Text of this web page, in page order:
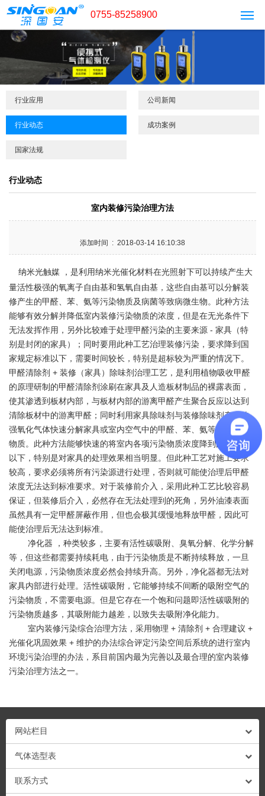
0755-85258900
行业应用 公司新闻
行业动态 成功案例
国家法规
行业动态
室内装修污染治理方法
添加时间 : 2018-03-14 16:10:38
纳米光触媒
，是利用纳米光催化材料在光照射下可以持续产生大
量活性极强的氧离子自由基和氢氧自由基，这些自由基可以分解装
修产生的甲醛、苯、氨等污染物质及病菌等致病微生物。此种方法
能够有效分解并降低室内装修污染物质的浓度，但是在无光条件下
无法发挥作用，另外比较难于处理甲醛污染的主要来源 - 家具（特
别是封闭的家具）；同时要用此种工艺治理装修污染，要求降到国
家规定标准以下，需要时间较长，特别是超标较为严重的情况下。
甲醛清除剂 + 装修（家具）除味剂治理工艺，是利用植物吸收甲醛
的原理研制的甲醛清除剂涂刷在家具及人造板材制品的裸露表面，
使其渗透到板材内部，与板材内部的游离甲醛产生聚合反应以达到
清除板材中的游离甲醛；同时利用家具除味剂与装修除味剂产生的
强氧化气体快速分解家具或室内空气中的甲醛、苯、氨等装修污染
物质。此种方法能够快速的将室内各项污染物质浓度降到国家标准
以下，特别是对家具的处理效果相当明显。但此种工艺对施工要求
较高，要求必须将所有污染源进行处理，否则就可能使治理后甲醛
浓度无法达到标准要求。对于装修前介入，采用此种工艺比较容易
保证，但装修后介入，必然存在无法处理到的死角，另外油漆表面
虽然具有一定甲醛屏蔽作用，但也会极其缓慢地释放甲醛，因此可
能使治理后无法达到标准。
净化器
，种类较多，主要有活性碳吸附、臭氧分解、化学分解
等，但这些都需要持续耗电，由于污染物质是不断持续释放，一旦
关闭电源，污染物质浓度必然会持续升高。另外，净化器都无法对
家具内部进行处理。活性碳吸附，它能够持续不间断的吸附空气的
污染物质，不需要电源。但是它存在一个饱和问题即活性碳吸附的
污染物质越多，其吸附能力越差，以致失去吸附净化能力。
室内装修污染综合治理方法，采用物理 + 清除剂 + 合理建议 +
光催化巩固效果 + 维护的办法综合评定污染空间后系统的进行室内
环境污染治理的办法，系目前国内最为完善以及最合理的室内装修
污染治理方法之一。
网站栏目
气体选型表
联系方式